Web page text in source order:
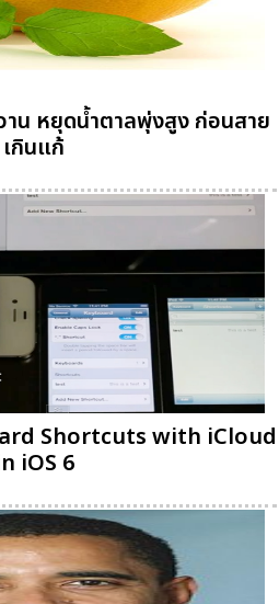
น หยุดน้ำตาลพุ่งสูง ก่อนสาย
เกินแก้
Shortcuts with iCloud
iOS 6